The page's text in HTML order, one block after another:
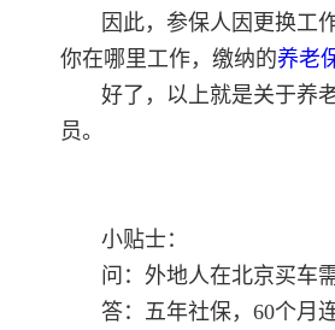
因此，参保人因更换工
你在哪里工作，缴纳的养老
好了，以上就是关于养
员。
小贴士：
问：外地人在北京买车
答：五年社保，60个月